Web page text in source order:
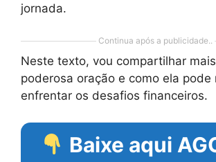
jornada.
Continua após a publicidade..
Neste texto, vou compartilhar
poderosa oração e como ela pode
enfrentar os desafios financeiros.
Baixe aqui